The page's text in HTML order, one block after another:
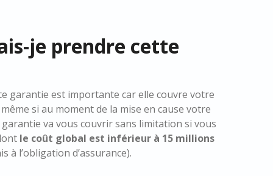
je prendre cette
garantie est importante car elle couvre votre
si au moment de la mise en cause votre
va vous couvrir sans limitation si vous
le coût global est inférieur à 15 millions
à l’obligation d’assurance).